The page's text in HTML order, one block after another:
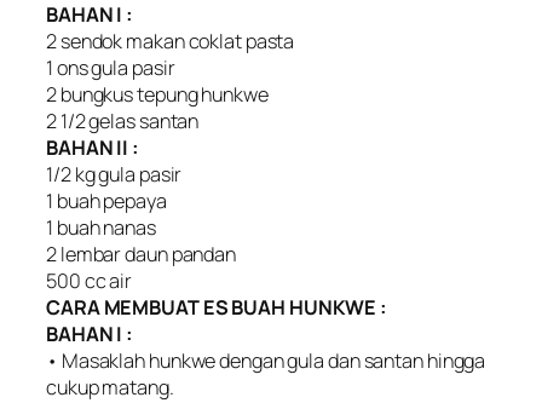
BAHAN I :
2 sendok makan coklat pasta
1 ons gula pasir
2 bungkus tepung hunkwe
2 1/2 gelas santan
BAHAN II :
1/2 kg gula pasir
1 buah pepaya
1 buah nanas
2 lembar daun pandan
500 cc air
CARA MEMBUAT ES BUAH HUNKWE :
BAHAN I :
• Masaklah hunkwe dengan gula dan santan hingga
cukup matang.